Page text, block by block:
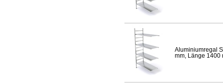
Aluminiumregal
mm, Länge 1400